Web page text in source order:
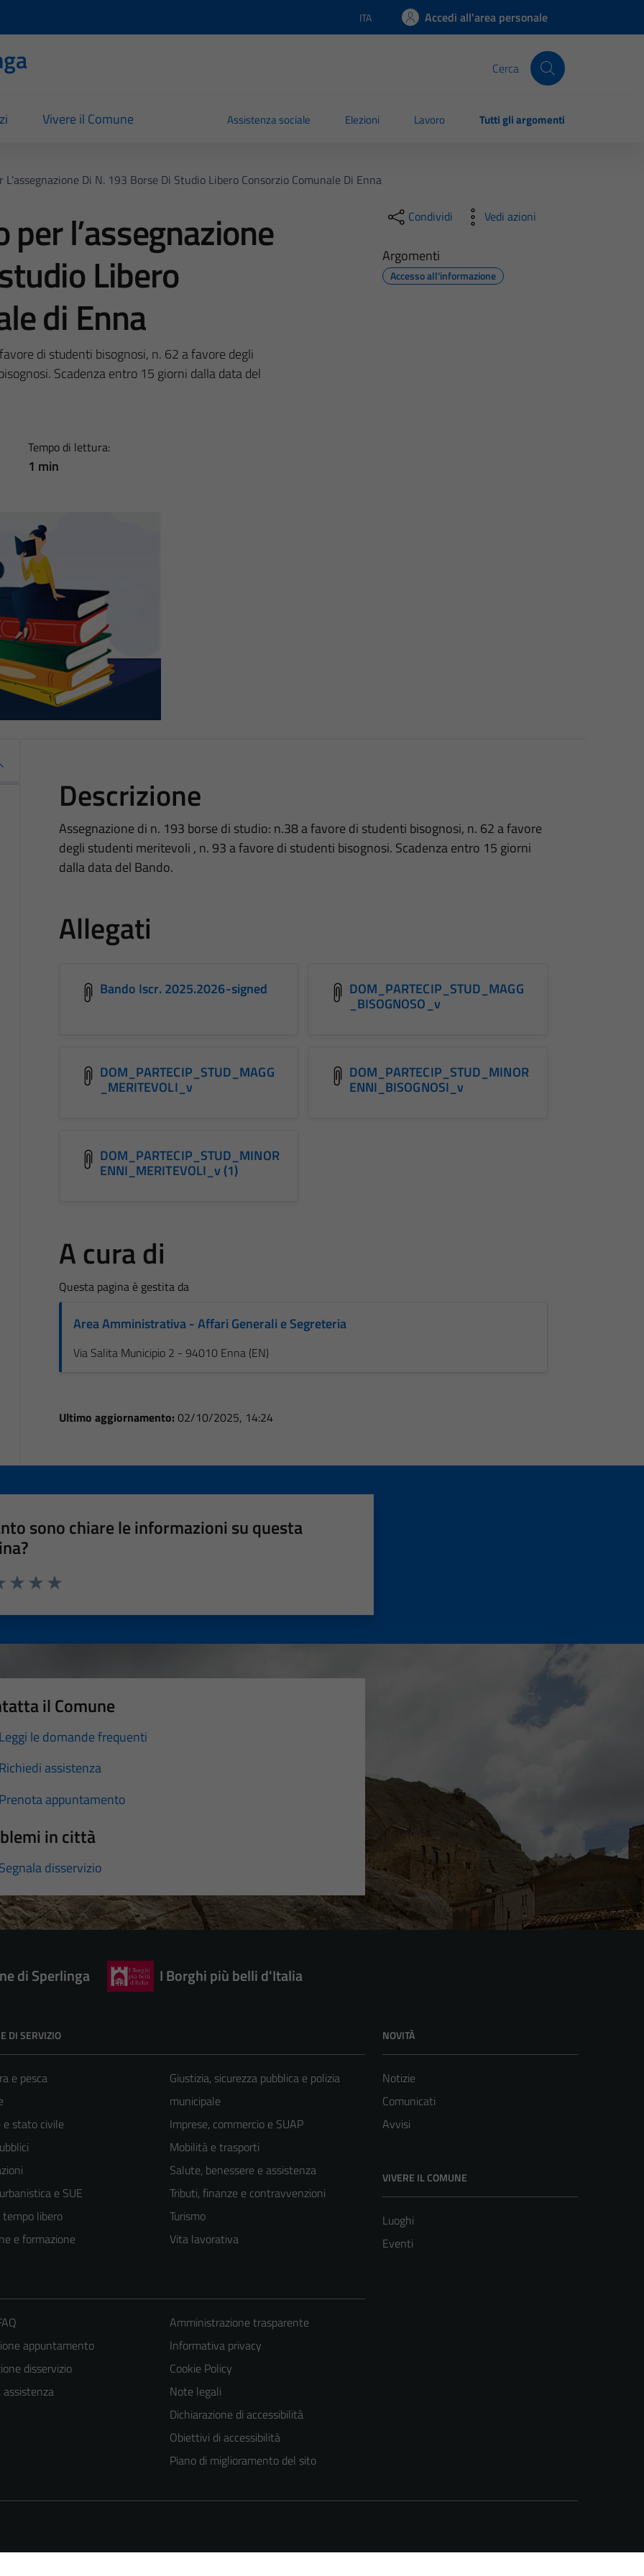
Lingua attiva:
ITA Accedi all'area personale
Cerca
Vivere il Comune Assistenza sociale Elezioni Lavoro Tutti gli argomenti
L’assegnazione Di N. 193 Borse Di Studio Libero Consorzio Comunale Di Enna
per l’assegnazione
Libero
di Enna
di studenti bisognosi, n. 62 a favore degli
Scadenza entro 15 giorni dalla data del
Tempo di lettura:
1 min
Condividi Vedi azioni
Argomenti
Accesso all'informazione
Descrizione
Assegnazione di n. 193 borse di studio: n.38 a favore di studenti bisognosi, n. 62 a favore
degli studenti meritevoli , n. 93 a favore di studenti bisognosi. Scadenza entro 15 giorni
dalla data del Bando.
Allegati
Bando Iscr. 2025.2026-signed DOM_PARTECIP_STUD_MAGG
_BISOGNOSO_v
DOM_PARTECIP_STUD_MAGG
_MERITEVOLI_v
DOM_PARTECIP_STUD_MINOR
ENNI_BISOGNOSI_v
DOM_PARTECIP_STUD_MINOR
ENNI_MERITEVOLI_v (1)
A cura di
Questa pagina è gestita da
Area Amministrativa - Affari Generali e Segreteria
Via Salita Municipio 2 - 94010 Enna (EN)
Ultimo aggiornamento: 02/10/2025, 14:24
sono chiare le informazioni su questa
il Comune
Leggi le domande frequenti
Richiedi assistenza
Prenota appuntamento
in città
Segnala disservizio
di Sperlinga I Borghi più belli d'Italia
DI SERVIZIO
e pesca
e stato civile
e SUE
libero
e formazione
Giustizia, sicurezza pubblica e polizia
municipale
Imprese, commercio e SUAP
Mobilità e trasporti
Salute, benessere e assistenza
Tributi, finanze e contravvenzioni
Turismo
Vita lavorativa
NOVITÀ
Notizie
Comunicati
Avvisi
VIVERE IL COMUNE
Luoghi
Eventi
appuntamento
disservizio
assistenza
Amministrazione trasparente
Informativa privacy
Cookie Policy
Note legali
Dichiarazione di accessibilità
Obiettivi di accessibilità
Piano di miglioramento del sito
Tecnici
Questi cookie
sono necessari
essere